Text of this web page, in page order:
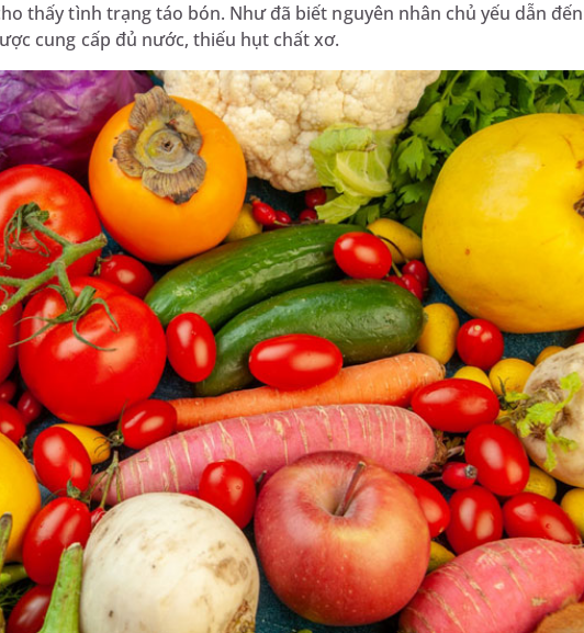
thấy tình trạng táo bón. Như đã biết nguyên nhân chủ yếu dẫn đến
cung cấp đủ nước, thiếu hụt chất xơ.